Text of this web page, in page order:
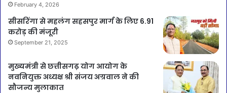
February 4, 2026
सीसरिंगा से महलंग सहसपुर मार्ग के लिए 6.91
करोड़ की मंजूरी
September 21, 2025
मुख्यमंत्री से छत्तीसगढ़ योग आयोग के
नवनियुक्त अध्यक्ष श्री संजय अग्रवाल ने की
सौजन्य मुलाकात